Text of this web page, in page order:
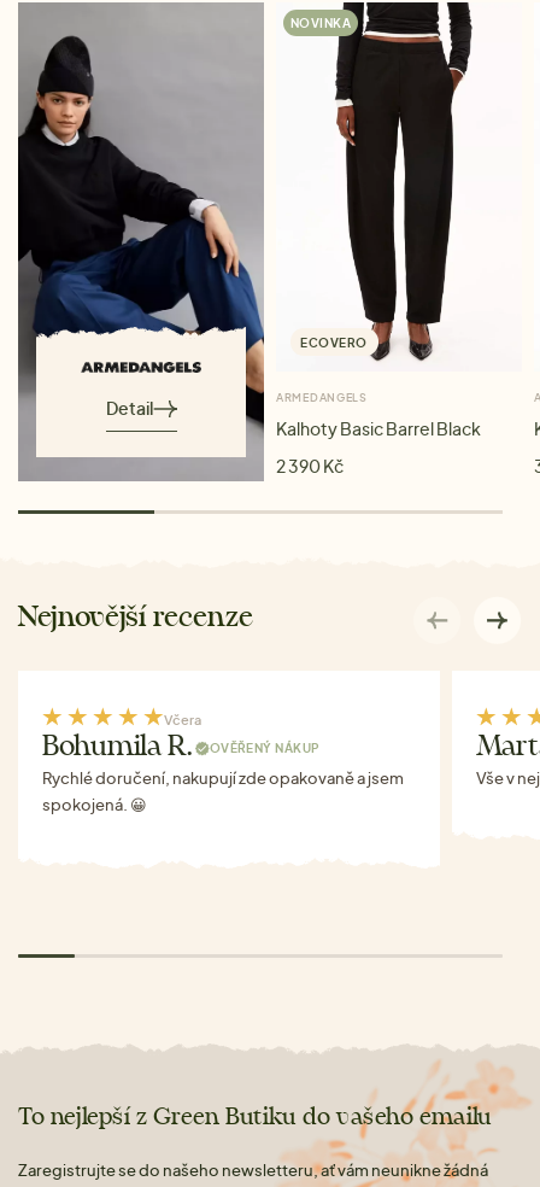
Detail
NOVINKA
ECOVERO
ARMEDANGELS
Kalhoty Basic Barrel Black
2 390 Kč
Nejnovější recenze
Včera
Bohumila R. OVĚŘENÝ NÁKUP
Rychlé doručení, nakupují zde opakovaně a jsem
spokojená. 😀
Vše v
To nejlepší z Green Butiku do vašeho emailu
Zaregistrujte se do našeho newsletteru, ať vám neunikne žádná